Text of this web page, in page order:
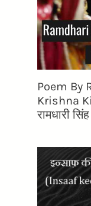
Poem By
Krishna
रामधारी